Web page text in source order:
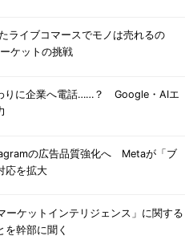
ライブコマースでモノは売れるの
ケットの挑戦
りに企業へ電話……？ Google・AIエ
の広告品質強化へ Metaが「ブ
応を拡大
ーケットインテリジェンス」に関する
を幹部に聞く